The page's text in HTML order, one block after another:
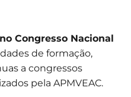
Congresso Nacional
de formação,
a congressos
pela APMVEAC.